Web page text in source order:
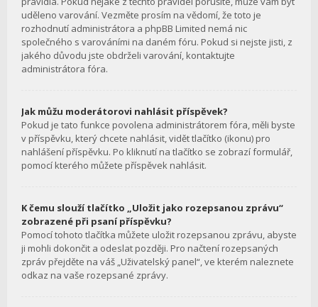
uděleno varování. Vezměte prosím na vědomí, že toto je
rozhodnutí administrátora a phpBB Limited nemá nic
společného s varováními na daném fóru. Pokud si nejste jisti, z
jakého důvodu jste obdrželi varování, kontaktujte
administrátora fóra.
Jak můžu moderátorovi nahlásit příspěvek?
Pokud je tato funkce povolena administrátorem fóra, měli byste
v příspěvku, který chcete nahlásit, vidět tlačítko (ikonu) pro
nahlášení příspěvku. Po kliknutí na tlačítko se zobrazí formulář,
pomocí kterého můžete příspěvek nahlásit.
K čemu slouží tlačítko „Uložit jako rozepsanou zprávu“
zobrazené při psaní příspěvku?
Pomocí tohoto tlačítka můžete uložit rozepsanou zprávu, abyste
ji mohli dokončit a odeslat později. Pro načtení rozepsaných
zpráv přejděte na váš „Uživatelský panel“, ve kterém naleznete
odkaz na vaše rozepsané zprávy.